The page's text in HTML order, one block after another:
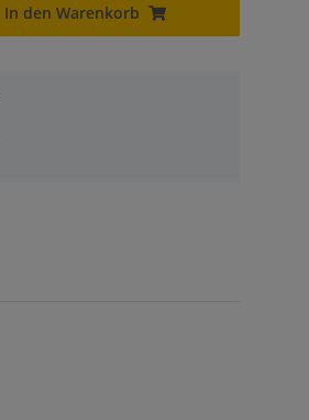
In den Warenkorb